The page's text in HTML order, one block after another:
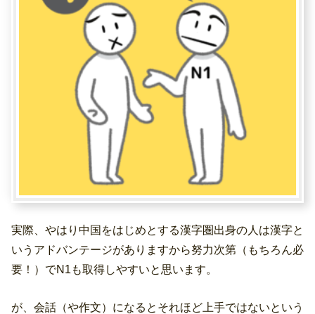
実際、やはり中国をはじめとする漢字圏出身の人は漢字と
いうアドバンテージがありますから努力次第（もちろん必
要！）でN1も取得しやすいと思います。
が、会話（や作文）になるとそれほど上手ではないという